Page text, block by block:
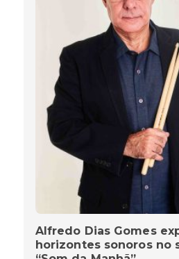
Alfredo Dias Gomes
horizontes sonoros no